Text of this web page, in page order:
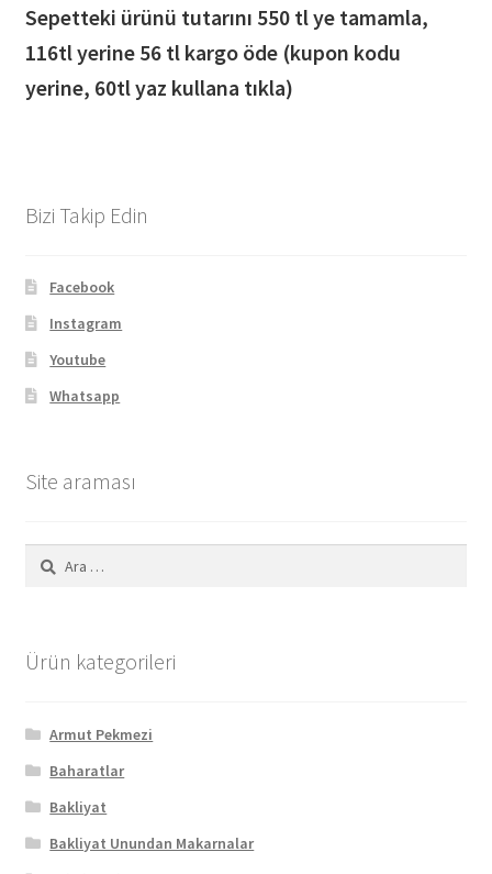
Sepetteki ürünü tutarını 550 tl ye tamamla,
116tl yerine 56 tl kargo öde (kupon kodu
yerine, 60tl yaz kullana tıkla)
Bizi Takip Edin
Facebook
Instagram
Youtube
Whatsapp
Site araması
Arama:
Ürün kategorileri
Armut Pekmezi
Baharatlar
Bakliyat
Bakliyat Unundan Makarnalar